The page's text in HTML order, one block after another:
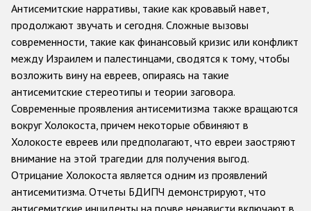
Данные о преступлениях на почве ненависти
Racist and xenophobic hate crime
Anti-Roma hate crime
Anti-Semitic hate crime
Anti-Muslim hate crime
Anti-Christian hate crime
Other hate crime based on religion or belief
Gender-based hate crime
Антисемитские нарративы, такие как кровавый навет,
продолжают звучать и сегодня. Сложные вызовы
современности, такие как финансовый кризис или конфликт
между Израилем и палестинцами, сводятся к тому, чтобы
возложить вину на евреев, опираясь на такие
антисемитские стереотипы и теории заговора.
Современные проявления антисемитизма также вращаются
вокруг Холокоста, причем некоторые обвиняют в
Холокосте евреев или предполагают, что евреи заостряют
внимание на этой трагедии для получения выгод.
Отрицание Холокоста является одним из проявлений
антисемитизма. Отчеты БДИПЧ демонстрируют, что
антисемитские инциденты на почве ненависти включают в